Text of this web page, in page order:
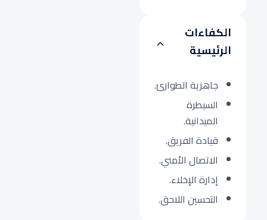
الكفاءات
الرئيسية
جاهزية الطوارئ.
السيطرة
الميدانية.
قيادة الفريق.
الاتصال الأمني.
إدارة الإخلاء.
التحسين اللاحق.